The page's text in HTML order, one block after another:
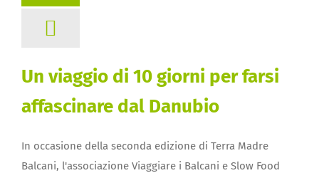
Un viaggio di 10 giorni per farsi
affascinare dal Danubio
In occasione della seconda edizione di Terra Madre
Balcani, l'associazione Viaggiare i Balcani e Slow Food